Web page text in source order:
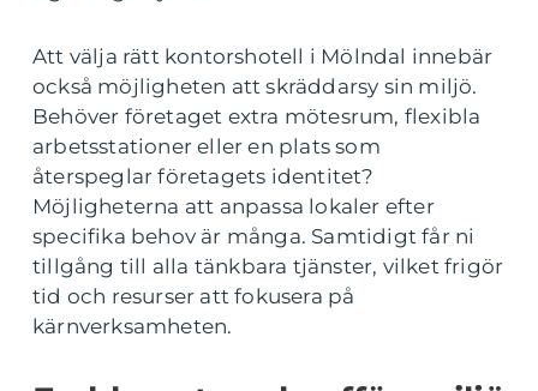
Att välja rätt kontorshotell i Mölndal innebär
också möjligheten att skräddarsy sin miljö.
Behöver företaget extra mötesrum, flexibla
arbetsstationer eller en plats som
återspeglar företagets identitet?
Möjligheterna att anpassa lokaler efter
specifika behov är många. Samtidigt får ni
tillgång till alla tänkbara tjänster, vilket frigör
tid och resurser att fokusera på
kärnverksamheten.